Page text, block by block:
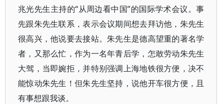
兆光先生主持的“从周边看中国”的国际学术会议。事
先跟朱先生联系，表示会议期间想去拜访他，朱先生
很高兴，他说要去接站。朱先生是德高望重的著名学
者，又那么忙，作为一名年青后学，怎敢劳动朱先生
大驾，当即婉拒，并特别强调上海地铁很方便，决不
能惊动朱先生！但朱先生坚持，说他开车很方便，且
有事想跟我谈。